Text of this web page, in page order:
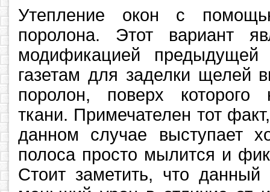
Утепление окон с
поролона. Этот вариант
модификацией предыдущей
газетам для заделки щелей
поролон, поверх которого
ткани. Примечателен тот
данном случае выступает
полоса просто мылится и
Стоит заметить, что